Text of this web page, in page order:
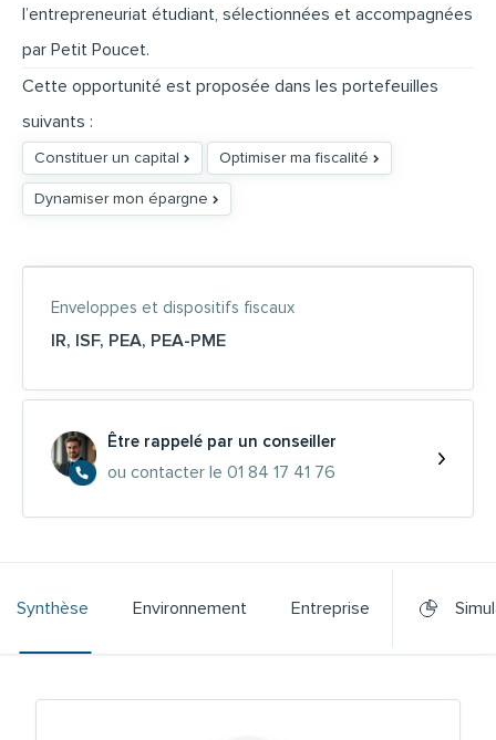
l’entrepreneuriat étudiant, sélectionnées et accompagnées
par Petit Poucet.
Cette opportunité est proposée dans les portefeuilles
suivants :
Constituer un capital Optimiser ma fiscalité
Dynamiser mon épargne
Enveloppes et dispositifs fiscaux
IR, ISF, PEA, PEA-PME
Être rappelé par un conseiller
ou contacter le 01 84 17 41 76
Synthèse Environnement Entreprise